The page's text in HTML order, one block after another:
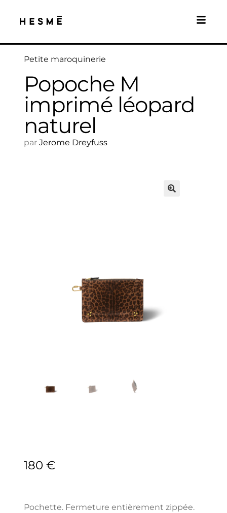
Petite maroquinerie
Popoche M
imprimé léopard
naturel
par Jerome Dreyfuss
180 €
Pochette. Fermeture entièrement zippée.